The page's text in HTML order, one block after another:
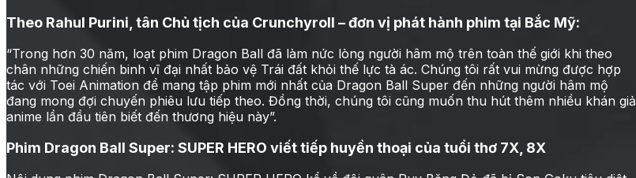
Theo Rahul Purini, tân Chủ tịch của Crunchyroll – đơn vị phát hành phim tại Bắc Mỹ:
“Trong hơn 30 năm, loạt phim Dragon Ball đã làm nức lòng người hâm mộ trên toàn thế giới khi theo
chân những chiến binh vĩ đại nhất bảo vệ Trái đất khỏi thế lực tà ác. Chúng tôi rất vui mừng được hợp
tác với Toei Animation để mang tập phim mới nhất của Dragon Ball Super đến những người hâm mộ
đang mong đợi chuyến phiêu lưu tiếp theo. Đồng thời, chúng tôi cũng muốn thu hút thêm nhiều khán giả
anime lần đầu tiên biết đến thương hiệu này”.
Phim Dragon Ball Super: SUPER HERO viết tiếp huyền thoại của tuổi thơ 7X, 8X